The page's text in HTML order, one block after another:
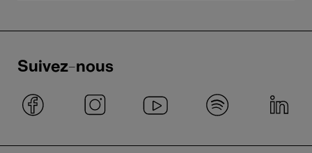
Suivez-nous